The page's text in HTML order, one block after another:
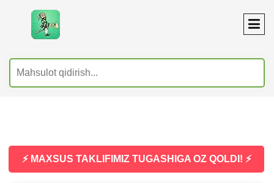
⚡ MAXSUS TAKLIFIMIZ TUGASHIGA OZ QOLDI! ⚡